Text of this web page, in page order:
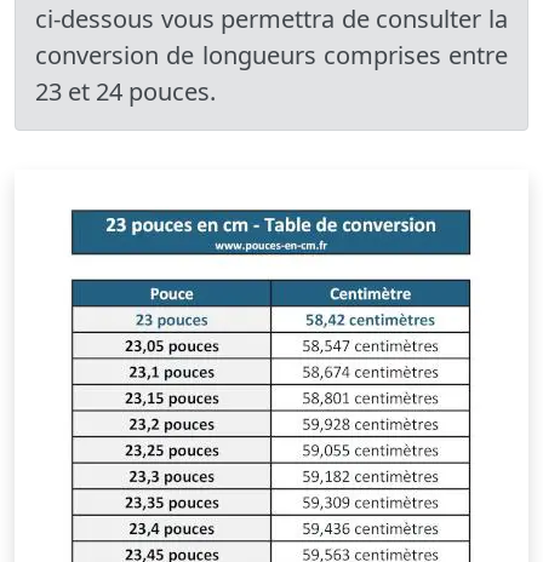
ci-dessous vous permettra de consulter la
conversion de longueurs comprises entre
23 et 24 pouces.